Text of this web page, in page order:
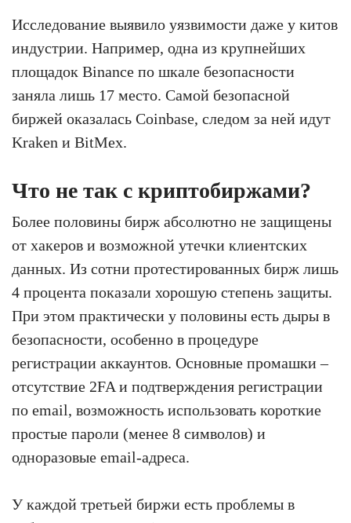
Исследование выявило уязвимости даже у китов
индустрии. Например, одна из крупнейших
площадок Binance по шкале безопасности
заняла лишь 17 место. Самой безопасной
биржей оказалась Coinbase, следом за ней идут
Kraken и BitMex.
Что не так с криптобиржами?
Более половины бирж абсолютно не защищены
от хакеров и возможной утечки клиентских
данных. Из сотни протестированных бирж лишь
4 процента показали хорошую степень защиты.
При этом практически у половины есть дыры в
безопасности, особенно в процедуре
регистрации аккаунтов. Основные промашки –
отсутствие 2FA и подтверждения регистрации
по email, возможность использовать короткие
простые пароли (менее 8 символов) и
одноразовые email-адреса.
У каждой третьей биржи есть проблемы в